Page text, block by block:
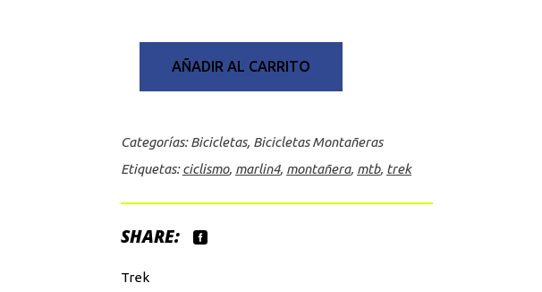
AÑADIR AL CARRITO
Categorías:Bicicletas, Bicicletas Montañeras
Etiquetas:ciclismo, marlin4, montañera, mtb, trek
SHARE:
Trek